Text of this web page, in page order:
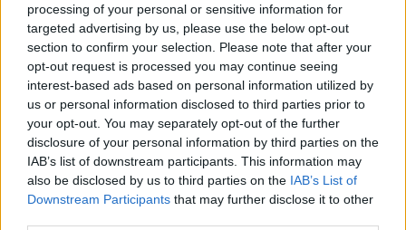
processing of your personal or sensitive information for
targeted advertising by us, please use the below opt-out
section to confirm your selection. Please note that after your
opt-out request is processed you may continue seeing
interest-based ads based on personal information utilized by
us or personal information disclosed to third parties prior to
your opt-out. You may separately opt-out of the further
disclosure of your personal information by third parties on the
IAB’s list of downstream participants. This information may
also be disclosed by us to third parties on the IAB’s List of
Downstream Participants that may further disclose it to other
ΓΕΎΣΗ - ΨΥΧΑΓΩΓΊΑ
Σύκο: Το φρούτο με τα μυστικά που
ίσως να μην γνωρίζεις
6 Αυγούστου 2026 17:11
Δημοφιλή αυτή την εβδομάδα